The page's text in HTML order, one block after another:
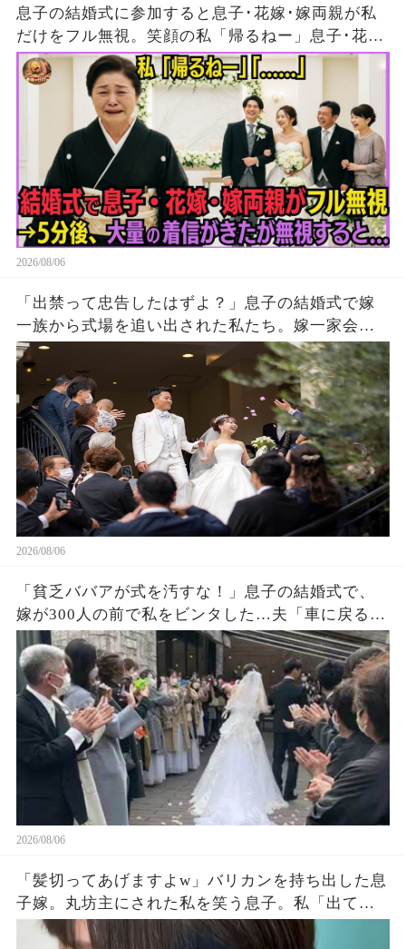
息子の結婚式に参加すると息子･花嫁･嫁両親が私
だけをフル無視。笑顔の私「帰るねー」息子･花
嫁･嫁両親「…」→5分後、大量の着信がきたが無
視して消えた結果
2026/08/06
「出禁って忠告したはずよ？」息子の結婚式で嫁
一族から式場を追い出された私たち。嫁一家会社
の大株主の私が株主総会で社長解任案を出すと
2026/08/06
「貧乏ババアが式を汚すな！」息子の結婚式で、
嫁が300人の前で私をビンタした…夫「車に戻る
か」私「ごめん」皆が私を哀れんでいたが真実が
明かされ嫁は顔面蒼白になった…
2026/08/06
「髪切ってあげますよw」バリカンを持ち出した息
子嫁。丸坊主にされた私を笑う息子。私「出てい
く…」息子夫婦「勝手にしろw」→翌朝、全財産を